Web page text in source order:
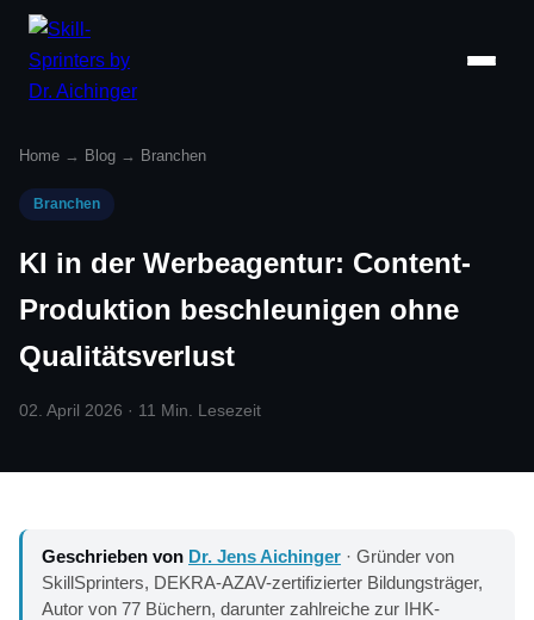
Home → Blog → Branchen
Branchen
KI in der Werbeagentur: Content-
Produktion beschleunigen ohne
Qualitätsverlust
02. April 2026 · 11 Min. Lesezeit
Geschrieben von Dr. Jens Aichinger · Gründer von
SkillSprinters, DEKRA-AZAV-zertifizierter Bildungsträger,
Autor von 77 Büchern, darunter zahlreiche zur IHK-